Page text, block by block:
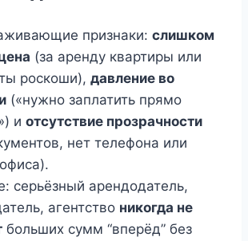
признаки: слишком
(за аренду квартиры или
роскоши), давление во
(«нужно заплатить прямо
и отсутствие прозрачности
нет телефона или
серьёзный арендодатель,
агентство никогда не
больших сумм “вперёд” без